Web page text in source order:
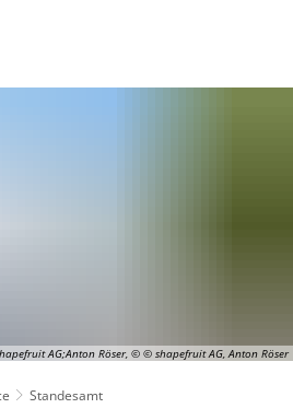
AG;Anton Röser, © © shapefruit AG, Anton Röser
Standesamt